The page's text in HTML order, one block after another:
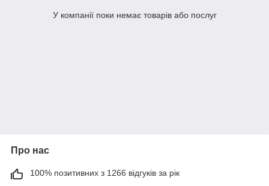
У компанії поки немає товарів або послуг
Про нас
100% позитивних з 1266 відгуків за рік